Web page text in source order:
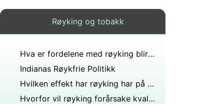
Røyking og tobakk
Hva er fordelene med røyking blir utestengt
Indianas Røykfrie Politikk
Hvilken effekt har røyking har på muskel vekst ?
Hvorfor vil røyking forårsake kvalme?